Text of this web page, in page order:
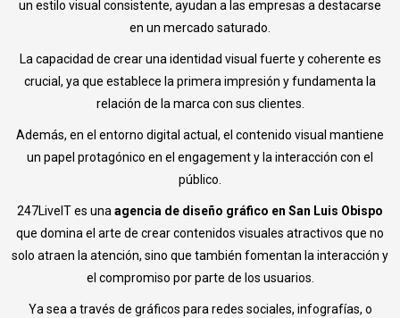
un estilo visual consistente, ayudan a las empresas a destacarse
en un mercado saturado.
La capacidad de crear una identidad visual fuerte y coherente es
crucial, ya que establece la primera impresión y fundamenta la
relación de la marca con sus clientes.
Además, en el entorno digital actual, el contenido visual mantiene
un papel protagónico en el engagement y la interacción con el
público.
247LiveIT es unaagencia de diseño gráfico en San Luis Obispo
que domina el arte de crear contenidos visuales atractivos que no
solo atraen la atención, sino que también fomentan la interacción y
el compromiso por parte de los usuarios.
Ya sea a través de gráficos para redes sociales, infografías, o